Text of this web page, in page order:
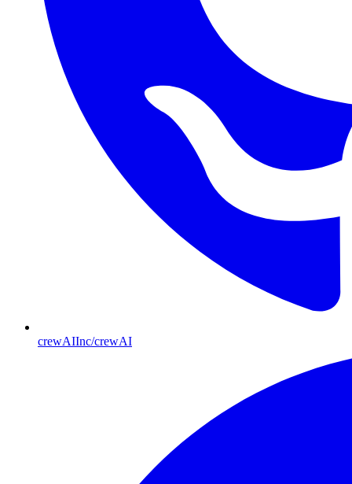
crewAIInc/crewAI